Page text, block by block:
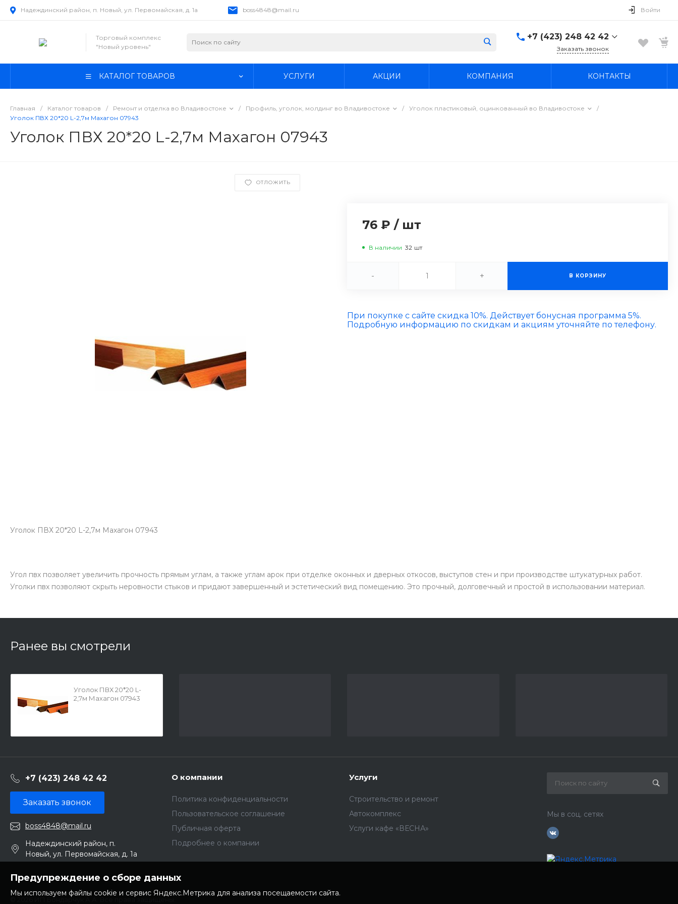
Надеждинский район, п. Новый, ул. Первомайская, д. 1а boss4848@mail.ru Войти
Торговый комплекс
"Новый уровень"
+7 (423) 248 42 42
Надеждинский район, п.
boss4848@mail.ru
Заказать звонок
КАТАЛОГ ТОВАРОВ УСЛУГИ АКЦИИ КОМПАНИЯ КОНТАКТЫ
Главная / Каталог товаров / Ремонт и отделка во Владивостоке / Профиль, уголок, молдинг во Владивостоке / Уголок пластиковый, оцинкованный во Владивостоке
/
Уголок ПВХ 20*20 L-2,7м Махагон 07943
Уголок ПВХ 20*20 L-2,7м Махагон 07943
ОТЛОЖИТЬ
Уголок ПВХ 20*20 L-2,7м Махагон 07943
76 ₽ / шт
В наличии 32 шт
- + В КОРЗИНУ
При покупке с сайте скидка 10%. Действует бонусная программа 5%.
Подробную информацию по скидкам и акциям уточняйте по телефону.
Угол пвх позволяет увеличить прочность прямым углам, а также углам арок при отделке оконных и дверных откосов, выступов стен и при производстве штукатурных работ.
Уголки пвх позволяют скрыть неровности стыков и придают завершенный и эстетический вид помещению. Это прочный, долговечный и простой в использовании материал.
Ранее вы смотрели
Уголок ПВХ 20*20 L-
2,7м Махагон 07943
+7 (423) 248 42 42
Заказать звонок
boss4848@mail.ru
Надеждинский район, п.
Новый, ул. Первомайская, д. 1а
О компании
Политика конфиденциальности
Пользовательское соглашение
Публичная оферта
Подробнее о компании
Услуги
Строительство и ремонт
Автокомплекс
Услуги кафе «ВЕСНА»
Мы в соц. сетях
© 2026 ИП Бондарчук А.А. Все права защищены.
Предупреждение о сборе данных
Мы используем файлы cookie и сервис Яндекс.Метрика для анализа посещаемости сайта.